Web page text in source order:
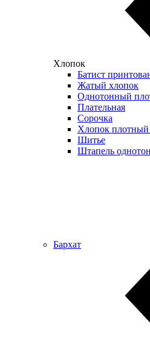
Хлопок
Батист
Жатый хлопок
Однотонный
Плательная
Сорочка
Хлопок
Шитье
Штапель
Бархат